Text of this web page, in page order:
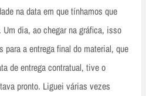
na data em que tínhamos que
dia, ao chegar na gráfica, isso
para a entrega final do material, que
de entrega contratual, tive o
pronto. Liguei várias vezes